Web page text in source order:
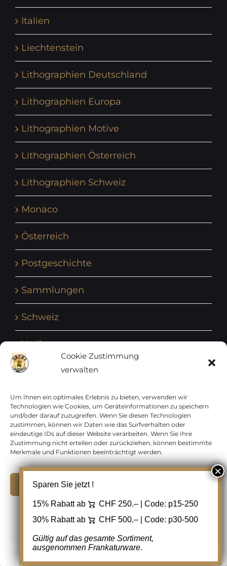
Cookie Zustimmung
verwalten
Um Ihnen ein optimales Erlebnis zu bieten, verwenden wir
Technologien wie Cookies, um Geräteinformationen zu speichern
und/oder darauf zuzugreifen. Wenn Sie diesen Technologien
zustimmen, können wir Daten wie das Surfverhalten oder
eindeutige IDs auf dieser Website verarbeiten. Wenn Sie Ihre
Zustimmung nicht erteilen oder zurückziehen, können bestimmte
Merkmale und Funktionen beeinträchtigt werden.
Ablehnen
Italien
Liechtenstein
Lithographien Deutschland
Lithographien Europa
Lithographien Motive
Lithographien Österreich
Lithographien Schweiz
Monaco
Österreich
Postgeschichte
Sammlungen
Schweiz
Vatikan
Vereinte Nationen
Vorphilatelie
Zensurbelege Österreich
Zensurbelege Schweiz
Copyright 2012 - 2024 URAY GmbH | All Rights
Reserved |
PCI Data Security Standards |
Facebook
Sparen Sie jetzt !
15% Rabatt ab CHF 250.– | Code: p15-250
30% Rabatt ab
CHF 500.– | Code: p30-500
Gültig auf das gesamte Sortiment,
ausgenommen Frankaturware.